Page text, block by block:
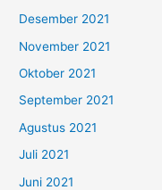
Desember 2021
November 2021
Oktober 2021
September 2021
Agustus 2021
Juli 2021
Juni 2021